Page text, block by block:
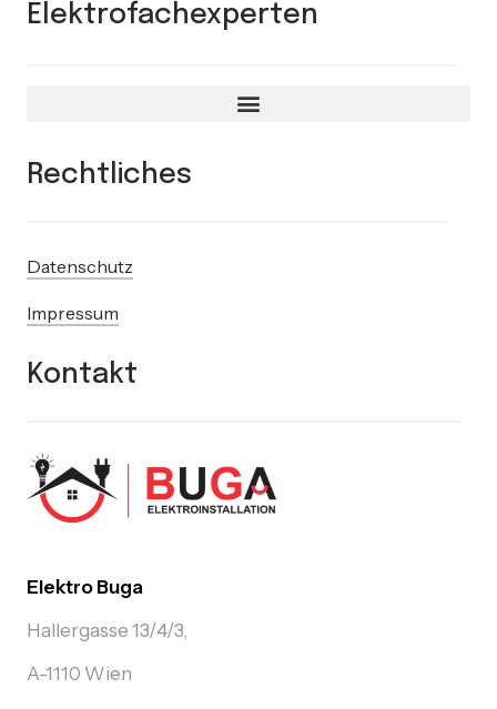
Elektrofachexperten
Rechtliches
Datenschutz
Impressum
Kontakt
Elektro Buga
Hallergasse 13/4/3,
A-1110 Wien